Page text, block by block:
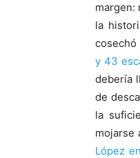
margen:
la
cosechó
y 43
debería
de
la
mojarse
López